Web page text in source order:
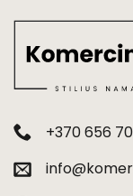
+370 656